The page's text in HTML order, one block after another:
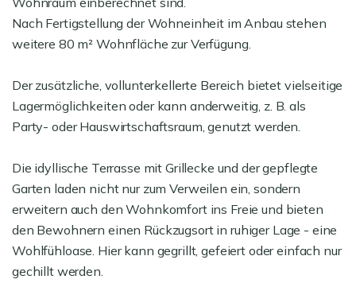
Nach Fertigstellung der Wohneinheit im Anbau stehen
weitere 80 m² Wohnfläche zur Verfügung.
Der zusätzliche, vollunterkellerte Bereich bietet vielseitige
Lagermöglichkeiten oder kann anderweitig, z. B. als
Party- oder Hauswirtschaftsraum, genutzt werden.
Die idyllische Terrasse mit Grillecke und der gepflegte
Garten laden nicht nur zum Verweilen ein, sondern
erweitern auch den Wohnkomfort ins Freie und bieten
den Bewohnern einen Rückzugsort in ruhiger Lage - eine
Wohlfühloase. Hier kann gegrillt, gefeiert oder einfach nur
gechillt werden.